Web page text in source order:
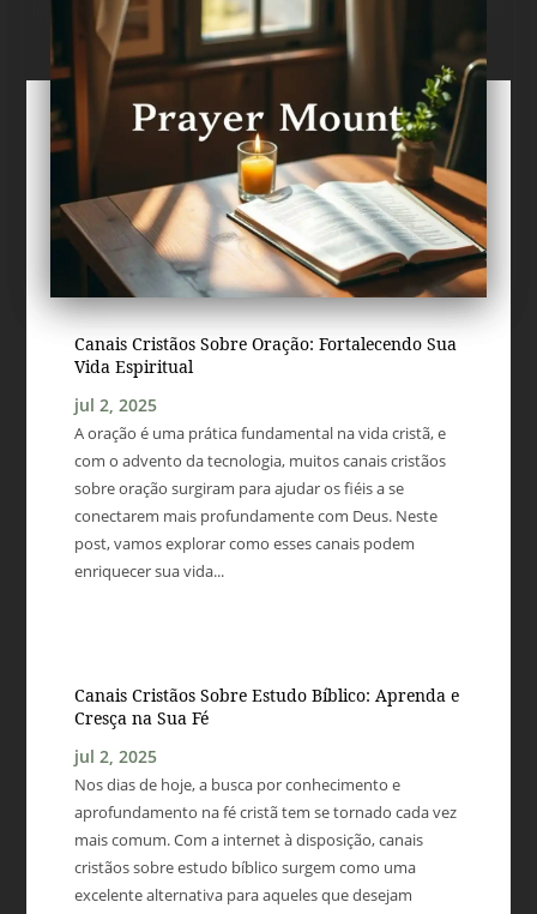
Canais Cristãos Sobre Oração: Fortalecendo Sua
Vida Espiritual
jul 2, 2025
A oração é uma prática fundamental na vida cristã, e
com o advento da tecnologia, muitos canais cristãos
sobre oração surgiram para ajudar os fiéis a se
conectarem mais profundamente com Deus. Neste
post, vamos explorar como esses canais podem
enriquecer sua vida...
Canais Cristãos Sobre Estudo Bíblico: Aprenda e
Cresça na Sua Fé
jul 2, 2025
Nos dias de hoje, a busca por conhecimento e
aprofundamento na fé cristã tem se tornado cada vez
mais comum. Com a internet à disposição, canais
cristãos sobre estudo bíblico surgem como uma
excelente alternativa para aqueles que desejam